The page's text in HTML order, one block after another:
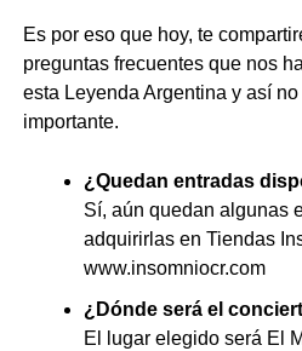
Es por eso que hoy, te
preguntas frecuentes que nos
esta Leyenda Argentina y así
importante.
¿Quedan entradas
Sí, aún quedan algunas
adquirirlas en Tiendas
www.insomniocr.com
¿Dónde será el
El lugar elegido será El